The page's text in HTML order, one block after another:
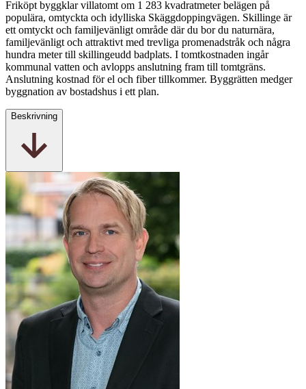
Friköpt byggklar villatomt om 1 283 kvadratmeter belägen på
populära, omtyckta och idylliska Skäggdoppingvägen. Skillinge är
ett omtyckt och familjevänligt område där du bor du naturnära,
familjevänligt och attraktivt med trevliga promenadstråk och några
hundra meter till skillingeudd badplats. I tomtkostnaden ingår
kommunal vatten och avlopps anslutning fram till tomtgräns.
Anslutning kostnad för el och fiber tillkommer. Byggrätten medger
byggnation av bostadshus i ett plan.
Beskrivning